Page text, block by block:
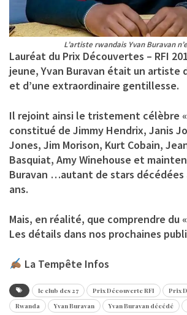
L’artiste rwandais Yvan Buravan
Lauréat du Prix Découvertes – RFI
jeune, Yvan Buravan était un artiste
et d’une extraordinaire gentillesse.
Il rejoint ainsi le tristement célèbre «
constitué de Jimmy Hendrix, Janis
Jones, Jim Morison, Kurt Cobain,
Basquiat, Amy Winehouse et
Buravan …autant de stars décédées
ans.
Mais, en réalité, que comprendre du
Les détails dans nos prochaines
La Tempête Infos
le club des 27 Prix Découverte RFI
Prix
Rwanda
Yvan Buravan Yvan Buravan décédé